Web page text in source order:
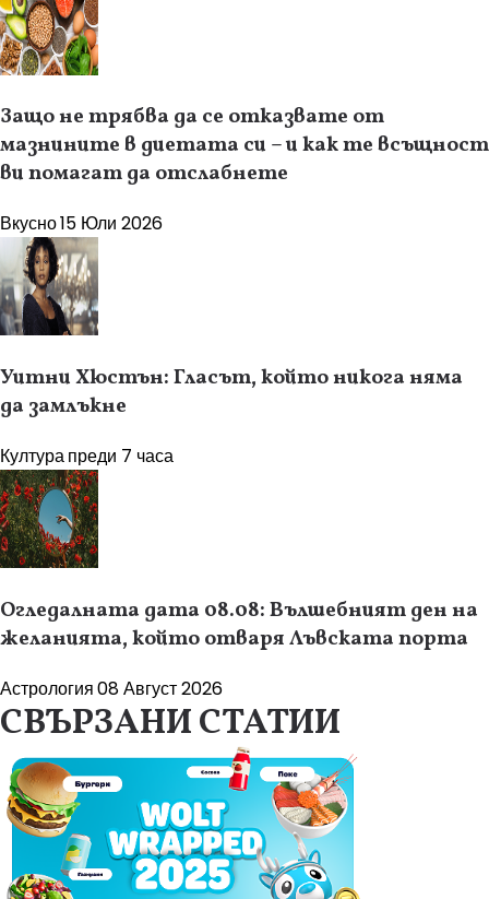
Защо не трябва да се отказвате от
мазнините в диетата си – и как те всъщност
ви помагат да отслабнете
Вкусно15 Юли 2026
Уитни Хюстън: Гласът, който никога няма
да замлъкне
Културапреди 7 часа
Огледалната дата 08.08: Вълшебният ден на
желанията, който отваря Лъвската порта
Астрология08 Август 2026
СВЪРЗАНИ СТАТИИ